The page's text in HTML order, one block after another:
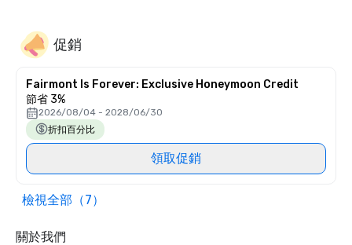
促銷
Fairmont Is Forever: Exclusive Honeymoon Credit
節省 3%
2026/08/04 - 2028/06/30
折扣百分比
領取促銷
檢視全部（7）
關於我們